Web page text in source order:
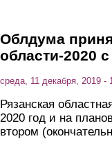
Облдума
области-2020
среда, 11 декабря, 2019 -
Рязанская
2020 год и на
втором